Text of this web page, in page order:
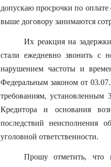
допускаю просрочки по
выше договору занимаются
Их реакция на
стали
ежедневно звонить с
нарушением частоты и
Федеральным законом от
требованиям,
Кредитора и основания
последствий неисполнения
уголовной ответственности.
Прошу отметить, что